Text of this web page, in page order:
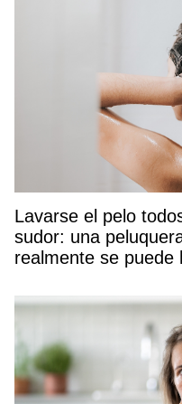
Lavarse el pelo
sudor: una
realmente se puede